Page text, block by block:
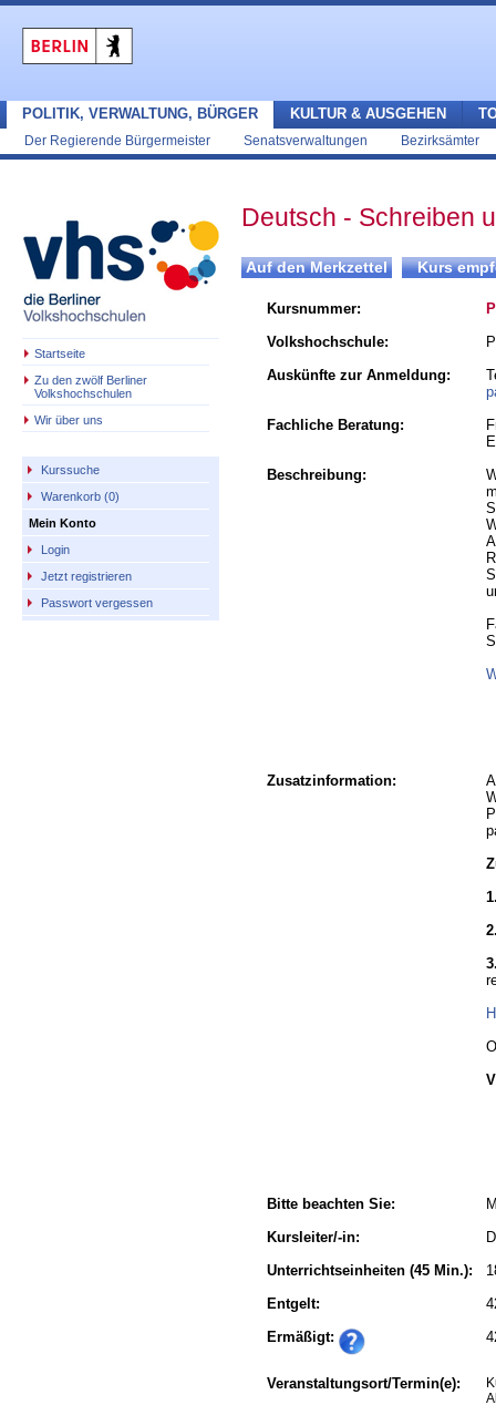
POLITIK, VERWALTUNG, BÜRGER
Der Regierende Bürgermeister Senatsverwaltungen Bezirksämter
KULTUR & AUSGEHEN
Startseite
Zu den zwölf Berliner
Volkshochschulen
Wir über uns
Kurssuche
Warenkorb (0)
Mein Konto
Login
Jetzt registrieren
Passwort vergessen
Deutsch - Schreiben
Kursnummer:
Volkshochschule:
Auskünfte zur Anmeldung:
Fachliche Beratung:
Beschreibung:
Zusatzinformation:
Bitte beachten Sie:
Kursleiter/-in:
Unterrichtseinheiten (45 Min.):
Entgelt:
Ermäßigt:
Veranstaltungsort/Termin(e):